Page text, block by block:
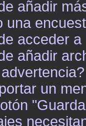
añadir
una
acceder a
añadir
un